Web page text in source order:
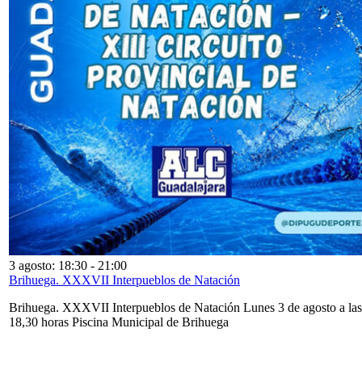
3 agosto: 18:30 - 21:00
Brihuega. XXXVII Interpueblos de Natación
Brihuega. XXXVII Interpueblos de Natación Lunes 3 de agosto a las
18,30 horas Piscina Municipal de Brihuega